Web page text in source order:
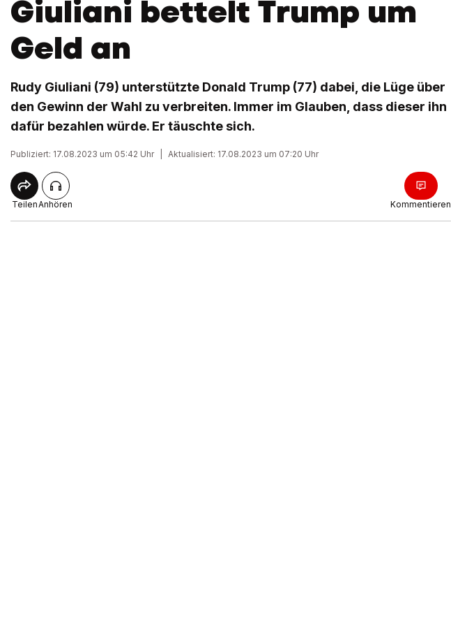
Giuliani bettelt Trump um
Geld an
Rudy Giuliani (79) unterstützte Donald Trump (77) dabei, die Lüge über
den Gewinn der Wahl zu verbreiten. Immer im Glauben, dass dieser ihn
dafür bezahlen würde. Er täuschte sich.
Publiziert: 17.08.2023 um 05:42 Uhr Aktualisiert: 17.08.2023 um 07:20 Uhr
TeilenAnhören Kommentieren